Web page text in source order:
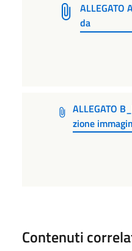
ALLEGATO
da
ALLEGATO
zione
Contenuti